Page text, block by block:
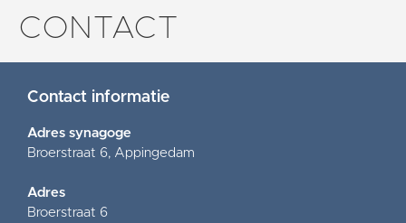
Metaheerhuisje
Omgeving
Activiteiten
Foto's
Steun ons
CONTACT
Contact informatie
Adres synagoge
Broerstraat 6, Appingedam
Adres
Broerstraat 6